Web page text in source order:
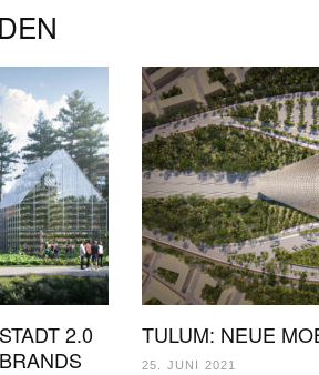
2.0
TULUM: NEUE
25. JUNI 2021